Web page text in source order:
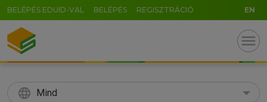
BELÉPÉS EDUID-VAL BELÉPÉS REGISZTRÁCIÓ EN
menu
language Mind